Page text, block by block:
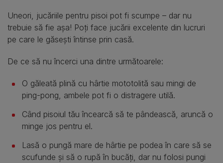
Uneori, jucăriile pentru pisoi pot fi scumpe – dar nu
trebuie să fie așa! Poți face jucării excelente din lucruri
pe care le găsești întinse prin casă.
De ce să nu încerci una dintre următoarele:
O găleată plină cu hârtie mototolită sau mingi de
ping-pong, ambele pot fi o distragere utilă.
Când pisoiul tău încearcă să te pândească, aruncă o
minge jos pentru el.
Lasă o pungă mare de hârtie pe podea în care să se
scufunde și să o rupă în bucăți, dar nu folosi pungi